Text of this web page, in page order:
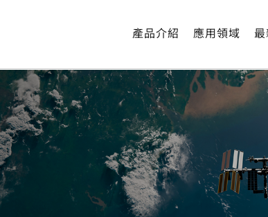
循環篩選櫃是基於標準的溫濕度循環試驗櫃加
擇。
產品介紹 應用領域